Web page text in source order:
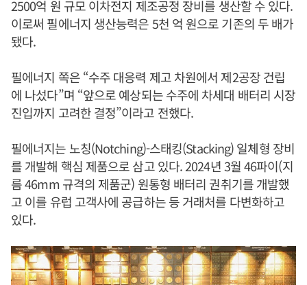
2500억 원 규모 이차전지 제조공정 장비를 생산할 수 있다.
이로써 필에너지 생산능력은 5천 억 원으로 기존의 두 배가
됐다.
필에너지 쪽은 “수주 대응력 제고 차원에서 제2공장 건립
에 나섰다”며 “앞으로 예상되는 수주에 차세대 배터리 시장
진입까지 고려한 결정”이라고 전했다.
필에너지는 노칭(Notching)-스태킹(Stacking) 일체형 장비
를 개발해 핵심 제품으로 삼고 있다. 2024년 3월 46파이(지
름 46mm 규격의 제품군) 원통형 배터리 권취기를 개발했
고 이를 유럽 고객사에 공급하는 등 거래처를 다변화하고
있다.